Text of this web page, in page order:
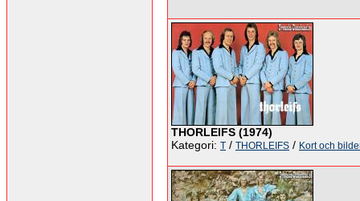
THORLEIFS (1974)
Kategori: T / THORLEIFS / Kort och